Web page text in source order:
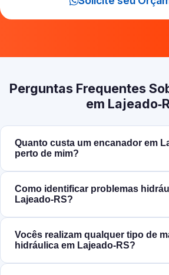
Perguntas Frequentes
em
Quanto custa um encanador em
perto de mim?
Como identificar problemas
Lajeado‑RS?
Vocês realizam qualquer tipo de
hidráulica em Lajeado‑RS?